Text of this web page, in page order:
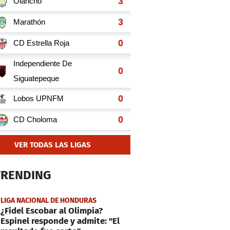
VER TODAS LAS LIGAS
LIGA NACIONAL DE HONDURAS
¿Fidel Escobar al Olimpia?
Espinel responde y admite: "El